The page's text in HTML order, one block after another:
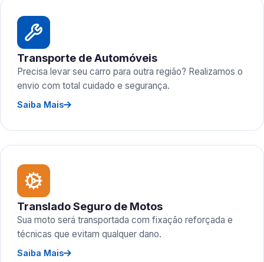
Transporte de Automóveis
Precisa levar seu carro para outra região? Realizamos o
envio com total cuidado e segurança.
Saiba Mais
Translado Seguro de Motos
Sua moto será transportada com fixação reforçada e
técnicas que evitam qualquer dano.
Saiba Mais